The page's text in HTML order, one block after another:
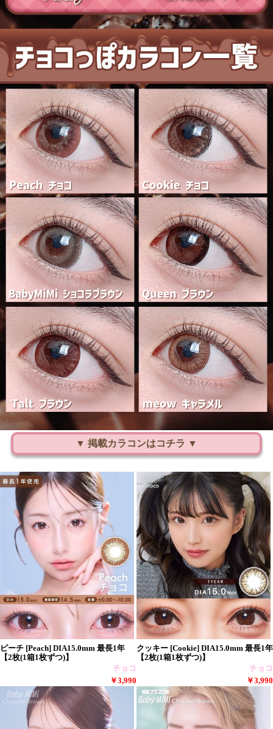
▼ 掲載カラコンはコチラ ▼
ピーチ [Peach] DIA15.0mm 最長1年
【2枚(1箱1枚ずつ)】
チョコ
￥3,990
クッキー [Cookie] DIA15.0mm 最長1年
【2枚(1箱1枚ずつ)】
チョコ
￥3,990